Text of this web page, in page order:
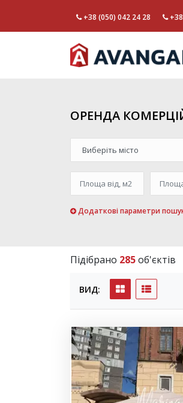
+38 (050) 042 24 28
ОРЕНДА
Додаткові параметри
Підібрано 285об'єктів
ВИД: